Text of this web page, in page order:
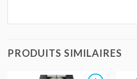
PRODUITS SIMILAIRES